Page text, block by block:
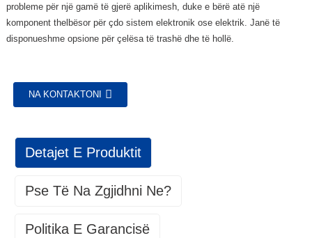
probleme për një gamë të gjerë aplikimesh, duke e bërë atë një
komponent thelbësor për çdo sistem elektronik ose elektrik. Janë të
disponueshme opsione për çelësa të trashë dhe të hollë.
NA KONTAKTONI
Detajet E Produktit
Pse Të Na Zgjidhni Ne?
Politika E Garancisë